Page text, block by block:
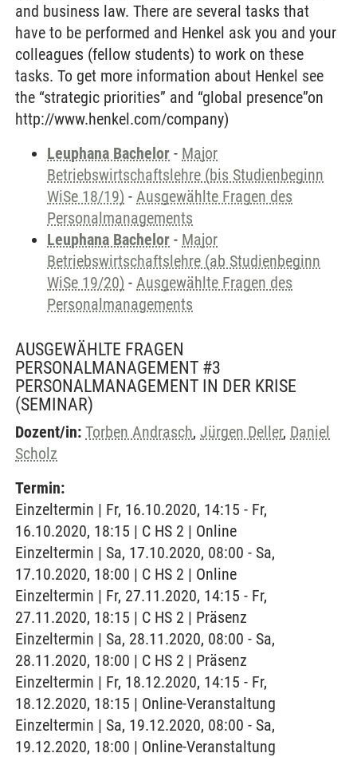
and business law. There are several tasks that
have to be performed and Henkel ask you and your
colleagues (fellow students) to work on these
tasks. To get more information about Henkel see
the “strategic priorities” and “global presence”on
http://www.henkel.com/company)
Leuphana Bachelor - Major
Betriebswirtschaftslehre (bis Studienbeginn
WiSe 18/19) - Ausgewählte Fragen des
Personalmanagements
Leuphana Bachelor - Major
Betriebswirtschaftslehre (ab Studienbeginn
WiSe 19/20) - Ausgewählte Fragen des
Personalmanagements
AUSGEWÄHLTE FRAGEN
PERSONALMANAGEMENT #3
PERSONALMANAGEMENT IN DER KRISE
(SEMINAR)
Dozent/in: Torben Andrasch, Jürgen Deller, Daniel
Scholz
Termin:
Einzeltermin | Fr, 16.10.2020, 14:15 - Fr,
16.10.2020, 18:15 | C HS 2 | Online
Einzeltermin | Sa, 17.10.2020, 08:00 - Sa,
17.10.2020, 18:00 | C HS 2 | Online
Einzeltermin | Fr, 27.11.2020, 14:15 - Fr,
27.11.2020, 18:15 | C HS 2 | Präsenz
Einzeltermin | Sa, 28.11.2020, 08:00 - Sa,
28.11.2020, 18:00 | C HS 2 | Präsenz
Einzeltermin | Fr, 18.12.2020, 14:15 - Fr,
18.12.2020, 18:15 | Online-Veranstaltung
Einzeltermin | Sa, 19.12.2020, 08:00 - Sa,
19.12.2020, 18:00 | Online-Veranstaltung